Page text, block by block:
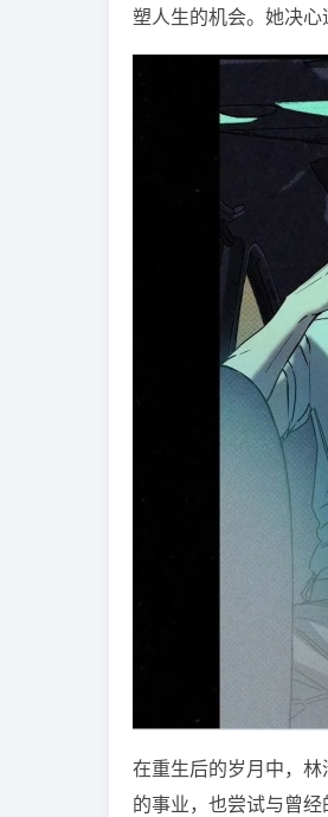
塑人生的机会。她决心
在重生后的岁月中，
的事业，也尝试与曾